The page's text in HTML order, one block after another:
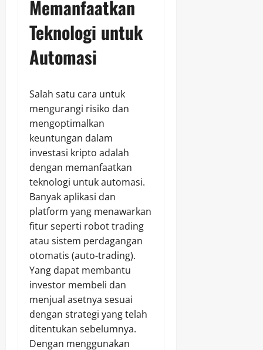
Memanfaatkan
Teknologi untuk
Automasi
Salah satu cara untuk
mengurangi risiko dan
mengoptimalkan
keuntungan dalam
investasi kripto adalah
dengan memanfaatkan
teknologi untuk automasi.
Banyak aplikasi dan
platform yang menawarkan
fitur seperti robot trading
atau sistem perdagangan
otomatis (auto-trading).
Yang dapat membantu
investor membeli dan
menjual asetnya sesuai
dengan strategi yang telah
ditentukan sebelumnya.
Dengan menggunakan